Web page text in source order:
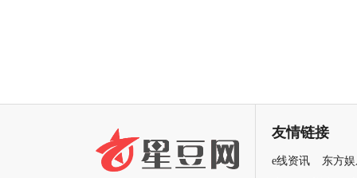
友情链接
e线资讯
东方